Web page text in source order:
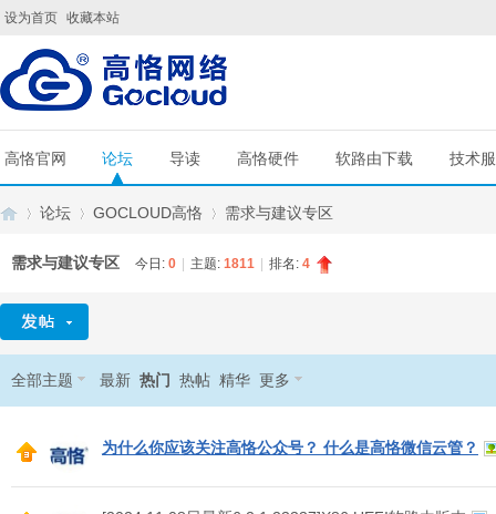
设为首页 收藏本站
高恪官网 论坛 导读 高恪硬件 软路由下载 技术
G »
论坛
›
GOCLOUD高恪 需求与建议专区
需求与建议专区 今日: 0 主题: 1811 排名: 4
全部主题 最新 热门 热帖 精华 更多
为什么你应该关注高恪公众号？ 什么是高恪微信云管？